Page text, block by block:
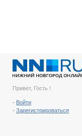
Привет, Гость !
- Войти
- Зарегистрироваться